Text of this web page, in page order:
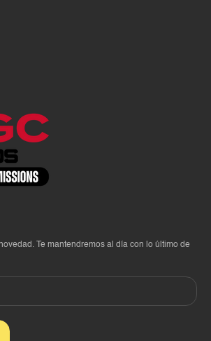
Te mantendremos al día con lo último de